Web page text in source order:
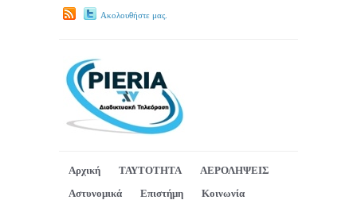
Ακολουθήστε μας.
Αρχική ΤΑΥΤΟΤΗΤΑ
ΑΕΡΟΛΗΨΕΙΣ
Αστυνομικά
Επιστήμη
Κοινωνία